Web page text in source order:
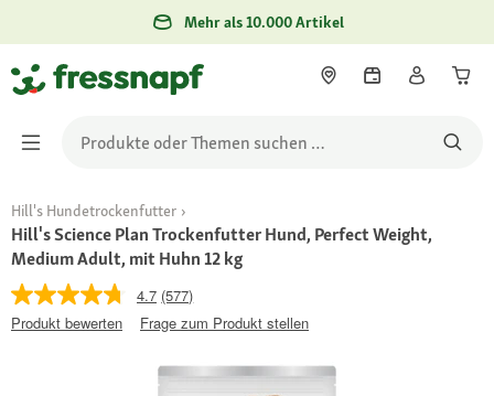
Mehr als 10.000 Artikel
Hill's Hundetrockenfutter
Hill's Science Plan Trockenfutter Hund, Perfect Weight,
Medium Adult, mit Huhn 12 kg
4.7 (577)
Produkt bewerten
Frage zum Produkt stellen